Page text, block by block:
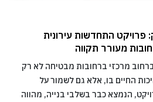
פרויקט התחדשות עירונית
מעורר תקווה
ברחוב מרכזי ברחובות מבטיחה לא רק
החיים בו, אלא גם לשמור על
הנמצא כבר בשלבי בנייה, מהווה